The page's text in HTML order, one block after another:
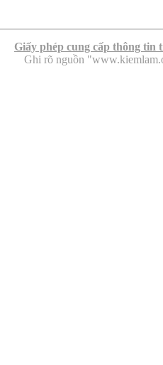
Giấy phép cung cấp thông tin
Ghi rõ nguồn